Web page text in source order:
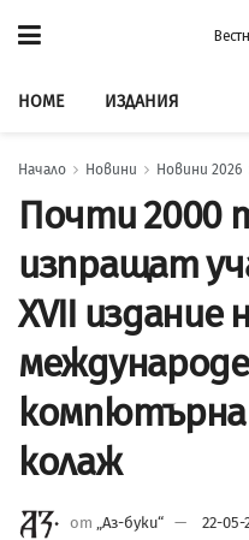
HOME ИЗДАНИЯ
Начало Новини Новини 2026
Почти 2000
изпращат
XVII издание
компютърна
колаж
от „Аз-буки“ 22-05-